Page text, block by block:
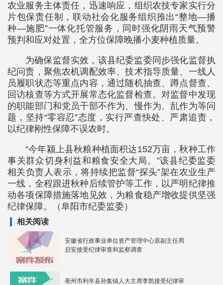
农业服务主体责任，迅速响应，组织农技专家实行分
片包保责任制，联动社会化服务组织推出“整地—播
种—施肥”一体化托管服务，同时强化阴雨天气预警
预判和应对处置，全方位保障晚播小麦种植质量。
为确保监督实效，该县纪委监委同步强化监督执
纪问责，聚焦农机调配效率、技术指导质量、一线人
员履职状态等重点内容，通过随机抽查、蹲点督查、
回访核查等方式开展常态化监督检查。对监督中发现
的职能部门和党员干部不作为、慢作为、乱作为等问
题，坚持“零容忍”态度，实行严查快处、严肃追责，
以纪律刚性保障不误农时。
“今年颍上县秋粮种植面积达152万亩，秋种工作
事关群众切身利益和粮食安全大局。”该县纪委监委
相关负责人表示，将持续把监督“探头”架在农业生产
一线，全程跟进秋种后续管护等工作，以严明纪律推
动各项保障措施落地见效，为粮食稳产增收提供坚强
纪律保障。（阜阳市纪委监委）
相关阅读
安徽省行政事业单位资产管理中心原副主任周
启安接受纪律审查和监察调查
亳州市利辛县孙集镇人大主席李凯接受纪律审